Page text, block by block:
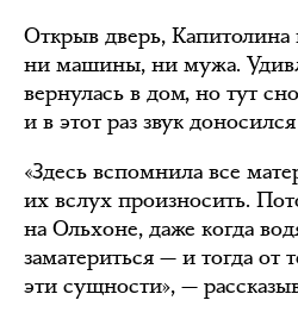
Открыв дверь,
ни машины, ни мужа.
вернулась в дом, но тут
и в этот раз звук
«Здесь вспомнила все
их вслух произносить.
на Ольхоне, даже когда
заматериться — и тогда от
эти сущности», —